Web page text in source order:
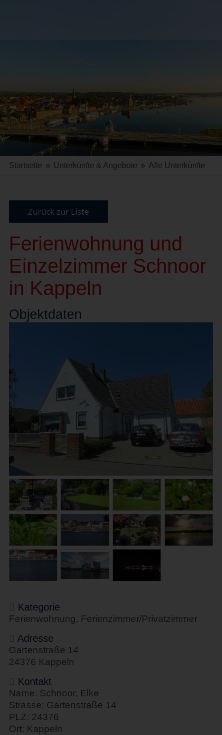
Startseite » Unterkünfte & Angebote » Alle Unterkünfte
Zurück zur Liste
Ferienwohnung und
Einzelzimmer Schnoor
in Kappeln
Objektdaten
Kategorie
Ferienwohnung, Ferienzimmer/Privatzimmer
Adresse
Gartenstraße 14
24376 Kappeln
Kontakt
Name: Schnoor, Elke
Strasse: Gartenstraße 14
PLZ: 24376
Ort: Kappeln